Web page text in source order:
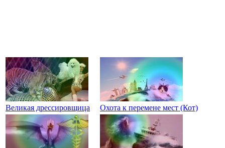
Великая дрессировщица Охота к перемене мест (Кот)